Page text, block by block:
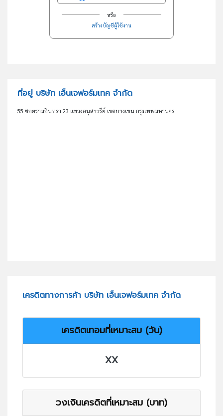
หรือ
สร้างบัญชีผู้ใช้งาน
ที่อยู่ บริษัท เอ็นเจฟอร์มเทค จำกัด
55 ซอยรามอินทรา 23 แขวงอนุสาวรีย์ เขตบางเขน กรุงเทพมหานคร
เครดิตทางการค้า บริษัท เอ็นเจฟอร์มเทค จำกัด
เครดิตเทอมที่เหมาะสม (วัน)
XX
วงเงินเครดิตที่เหมาะสม (บาท)